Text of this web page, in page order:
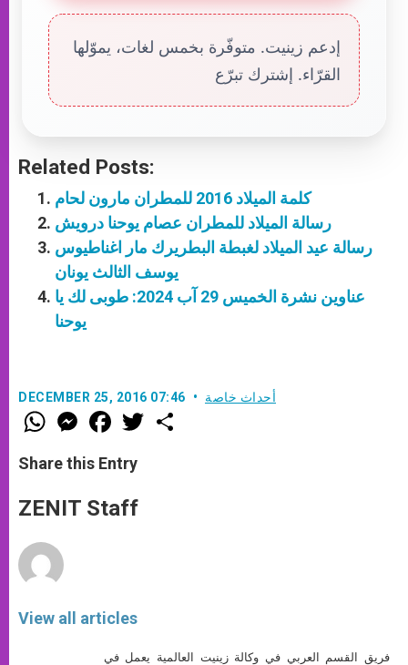
إدعم زينيت. متوفّرة بخمس لغات، يموّلها
القرّاء. إشترك تبرّع
Related Posts:
كلمة الميلاد 2016 للمطران مارون لحام
رسالة الميلاد للمطران عصام يوحنا درويش
رسالة عيد الميلاد لغبطة البطريرك مار اغناطيوس
يوسف الثالث يونان
عناوين نشرة الخميس 29 آب 2024: طوبى لك يا
يوحنا
DECEMBER 25, 2016 07:46 أحداث خاصة
W
h
t
s
p
p
M
e
s
e
g
e
F
a
e
b
o
k
w
Share this Entry
ZENIT Staff
View all articles
فريق القسم العربي في وكالة زينيت العالمية يعمل في